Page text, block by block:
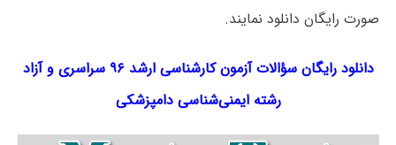
صورت رایگان دانلود نمایند.
دانلود رایگان سؤالات آزمون کارشناسی ارشد ۹۶ سراسری و آزاد
رشتهایمنی‌شناسی دامپزشکی